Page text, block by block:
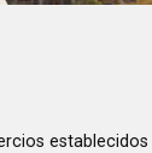
establecidos